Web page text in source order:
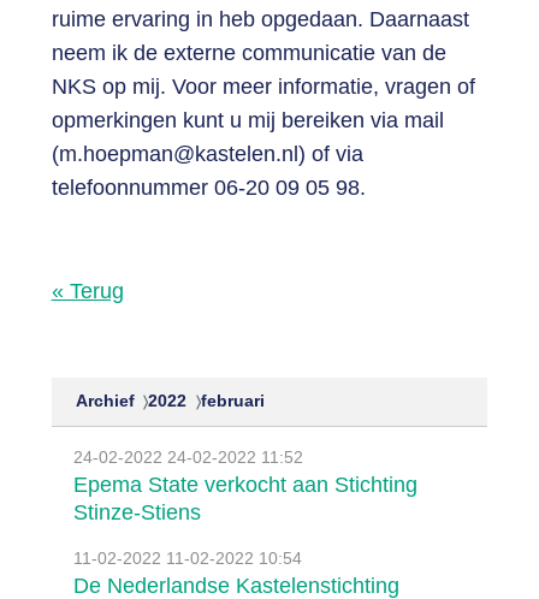
ruime ervaring in heb opgedaan. Daarnaast
neem ik de externe communicatie van de
NKS op mij. Voor meer informatie, vragen of
opmerkingen kunt u mij bereiken via mail
(m.hoepman@kastelen.nl) of via
telefoonnummer 06-20 09 05 98.
« Terug
Archief 2022 februari
24-02-2022 24-02-2022 11:52
Epema State verkocht aan Stichting
Stinze-Stiens
11-02-2022 11-02-2022 10:54
De Nederlandse Kastelenstichting